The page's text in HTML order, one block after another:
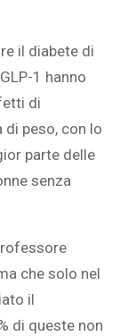
il diabete di
1 hanno
di
di peso, con lo
parte delle
senza
che solo nel
il
di queste non